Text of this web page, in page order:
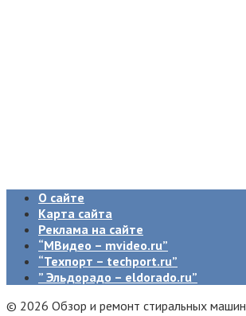
О сайте
Карта сайта
Реклама на сайте
“МВидео – mvideo.ru”
“Техпорт – techport.ru”
” Эльдорадо – eldorado.ru”
© 2026 Обзор и ремонт стиральных машин